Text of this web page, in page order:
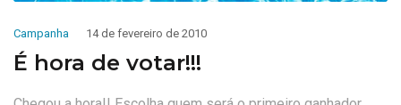
Campanha 14 de fevereiro de 2010
É hora de votar!!!